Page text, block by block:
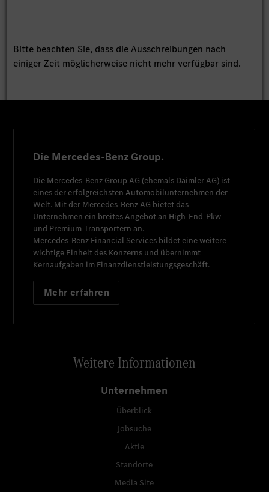
Bitte beachten Sie, dass die Ausschreibungen nach
einiger Zeit möglicherweise nicht mehr verfügbar sind.
Die Mercedes-Benz Group.
Die Mercedes-Benz Group AG (ehemals Daimler AG) ist
eines der erfolgreichsten Automobilunternehmen der
Welt. Mit der Mercedes-Benz AG bietet das
Unternehmen ein breites Angebot an High-End-Pkw
und Premium-Transportern an.
Mercedes-Benz Financial Services bildet eine weitere
wichtige Einheit des Konzerns und übernimmt
Kernaufgaben im Finanzdienstleistungsgeschäft.
Mehr erfahren
Weitere Informationen
Unternehmen
Überblick
Jobsuche
Aktie
Standorte
Media Site